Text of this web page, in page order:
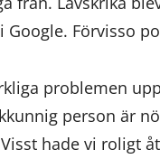
Google. Förvisso
problemen
person är
hade vi roligt